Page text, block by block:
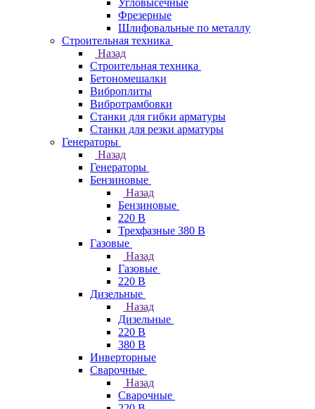
Угловысечные
Фрезерные
Шлифовальные по металлу
Строительная техника
Назад
Строительная техника
Бетономешалки
Виброплиты
Вибротрамбовки
Станки для гибки арматуры
Станки для резки арматуры
Генераторы
Назад
Генераторы
Бензиновые
Назад
Бензиновые
220 В
Трехфазные 380 В
Газовые
Назад
Газовые
220 В
Дизельные
Назад
Дизельные
220 В
380 В
Инверторные
Сварочные
Назад
Сварочные